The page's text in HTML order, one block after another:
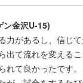
ン金沢U-15)
力があるし、信じ
出て流れを変える
れて良かったです